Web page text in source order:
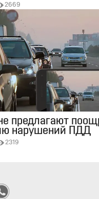
2669
предлагают
нарушений ПДД
2319